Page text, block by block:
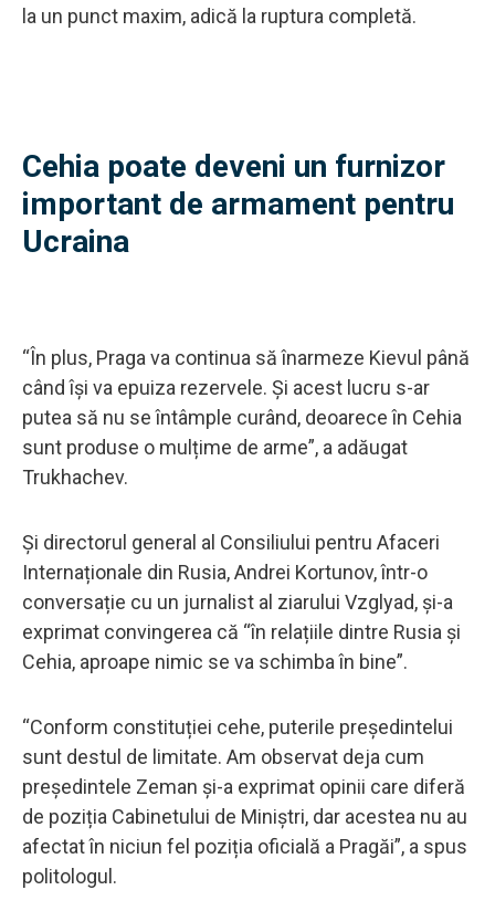
la un punct maxim, adică la ruptura completă.
Cehia poate deveni un furnizor
important de armament pentru
Ucraina
“În plus, Praga va continua să înarmeze Kievul până
când își va epuiza rezervele. Și acest lucru s-ar
putea să nu se întâmple curând, deoarece în Cehia
sunt produse o mulțime de arme”, a adăugat
Trukhachev.
Și directorul general al Consiliului pentru Afaceri
Internaționale din Rusia, Andrei Kortunov, într-o
conversație cu un jurnalist al ziarului Vzglyad, și-a
exprimat convingerea că “în relațiile dintre Rusia și
Cehia, aproape nimic se va schimba în bine”.
“Conform constituției cehe, puterile președintelui
sunt destul de limitate. Am observat deja cum
președintele Zeman și-a exprimat opinii care diferă
de poziția Cabinetului de Miniștri, dar acestea nu au
afectat în niciun fel poziția oficială a Pragăi”, a spus
politologul.